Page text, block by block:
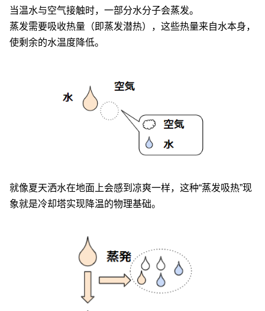
当温水与空气接触时，一部分水分子会蒸发。
蒸发需要吸收热量（即蒸发潜热），这些热量来自水本身，
使剩余的水温度降低。
就像夏天洒水在地面上会感到凉爽一样，这种“蒸发吸热”现
象就是冷却塔实现降温的物理基础。